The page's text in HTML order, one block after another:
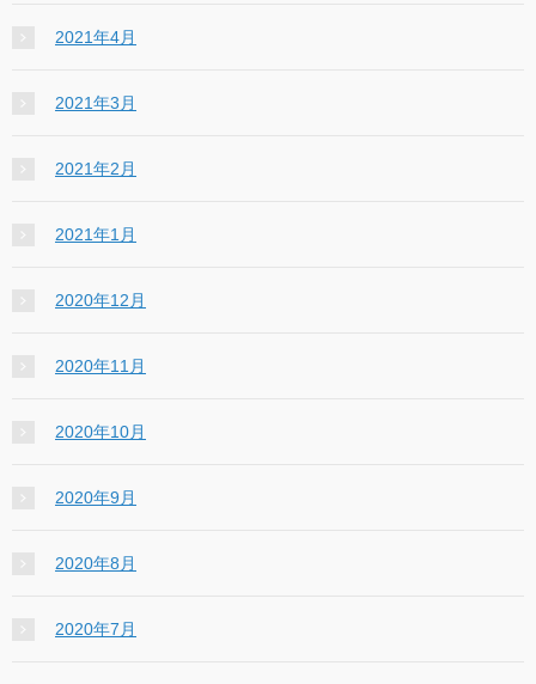
2021年4月
2021年3月
2021年2月
2021年1月
2020年12月
2020年11月
2020年10月
2020年9月
2020年8月
2020年7月